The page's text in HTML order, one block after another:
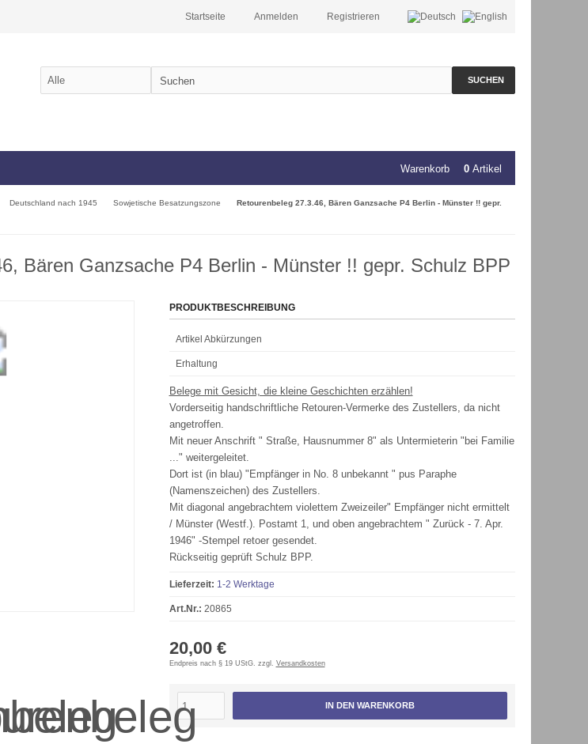
Registrieren
Anmelden
Startseite
SUCHEN
Warenkorb 0 Artikel
Deutschland nach 1945 Sowjetische Besatzungszone
Retourenbeleg 27.3.46, Bären Ganzsache P4 Berlin - Münster !! gepr.
Bären Ganzsache P4 Berlin - Münster !! gepr. Schulz BPP
PRODUKTBESCHREIBUNG
Artikel Abkürzungen
Erhaltung
Belege mit Gesicht, die kleine Geschichten erzählen!
Vorderseitig handschriftliche Retouren-Vermerke des Zustellers, da nicht
angetroffen.
Mit neuer Anschrift " Straße, Hausnummer 8" als Untermieterin "bei Familie
..." weitergeleitet.
Dort ist (in blau) "Empfänger in No. 8 unbekannt " pus Paraphe
(Namenszeichen) des Zustellers.
Mit diagonal angebrachtem violettem Zweizeiler" Empfänger nicht ermittelt
/ Münster (Westf.). Postamt 1, und oben angebrachtem " Zurück - 7. Apr.
1946" -Stempel retoer gesendet.
Rückseitig geprüft Schulz BPP.
Lieferzeit: 1-2 Werktage
Art.Nr.: 20865
20,00 €
Endpreis nach § 19 UStG. zzgl. Versandkosten
IN DEN WARENKORB